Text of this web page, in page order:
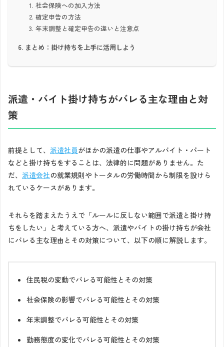
社会保険への加入方法
確定申告の方法
年末調整と確定申告の違いと注意点
まとめ：掛け持ちを上手に活用しよう
派遣・バイト掛け持ちがバレる主な理由と対
策
前提として、 派遣社員がほかの派遣の仕事やアルバイト・パート
などと掛け持ちをすることは、法律的に問題がありません。た
だ、 派遣会社の就業規則やトータルの労働時間から制限を設けら
れているケースがあります。
それらを踏まえたうえで「ルールに反しない範囲で派遣と掛け持
ちをしたい」と考えている方へ、派遣やバイトの掛け持ちが会社
にバレる主な理由とその対策について、以下の順に解説します。
住民税の変動でバレる可能性とその対策
社会保険の影響でバレる可能性とその対策
年末調整でバレる可能性とその対策
勤務態度の変化でバレる可能性とその対策